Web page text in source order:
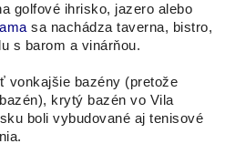
golfové ihrisko, jazero alebo
sa nachádza taverna, bistro,
s barom a vinárňou.
vonkajšie bazény (pretože
krytý bazén vo Vila
boli vybudované aj tenisové